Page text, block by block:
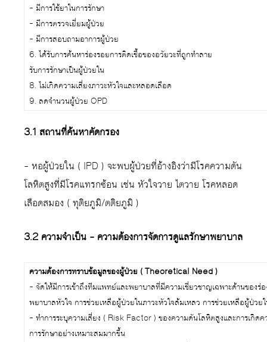
– มีการใช้ยาในการรักษา
– มีการตรวจเยี่ยมผู้ป่วย
– มีการสอบถามอาการผู้ป่วย
6. ได้รับการค้นหาร่องรอยการติดเชื้อของอวัยวะที่
รับการรักษาเป็นผู้ป่วยใน
8. ไม่เกิดความเสี่ยงภาวะหัวใจและหลอดเลือด
9. ลดจำนวนผู้ป่วย OPD
3.1 สถานที่ค้นหาคัดกรอง
– หอผู้ป่วยใน ( IPD ) จะพบผู้ป่วยที่อ้างอิงว่ามีโรคความดัน
โลหิตสูงที่มีโรคแทรกซ้อน เช่น หัวใจวาย ไตวาย โรคหลอด
เลือดสมอง ( ทุติยภูมิ/ตติยภูมิ )
3.2 ความจำเป็น – ความต้องการจัดการดูแลรักษาพยาบาล
ความต้องการทราบข้อมูลของผู้ป่วย ( Theoretical Need )
– จัดให้มีการเข้าถึงทีมแพทย์และพยาบาลที่มีความเชี่ยวชาญเฉพาะด้านของร่
พยาบาลหัวใจ การช่วยเหลือผู้ป่วยในภาวะหัวใจล้มเหลว การช่วยเหลือผู้ป่วย
– ทำการระบุความเสี่ยง ( Risk Factor ) ของความดันโลหิตสูงและการเกิด
การรักษาอย่างเหมาะสมมากขึ้น